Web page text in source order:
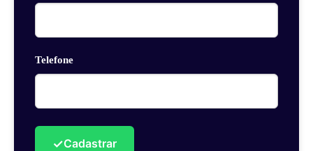
Telefone
✓Cadastrar